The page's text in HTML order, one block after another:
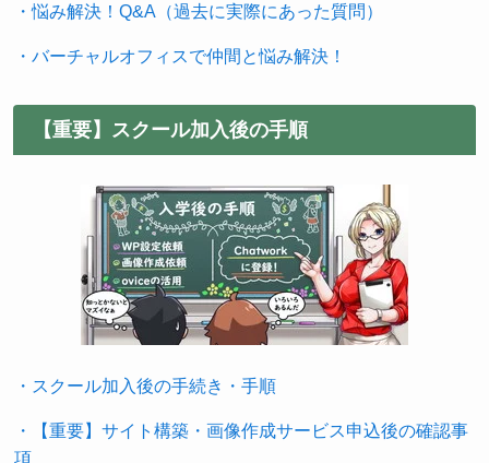
・悩み解決！Q&A（過去に実際にあった質問）
・バーチャルオフィスで仲間と悩み解決！
【重要】スクール加入後の手順
・スクール加入後の手続き・手順
・【重要】サイト構築・画像作成サービス申込後の確認事
項